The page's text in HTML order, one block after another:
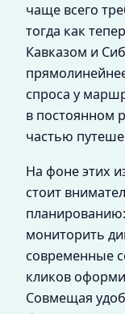
чаще всего
тогда как
Кавказом и
спроса у
в постоянном
частью
На фоне этих
стоит
мониторить
современные
кликов
Совмещая